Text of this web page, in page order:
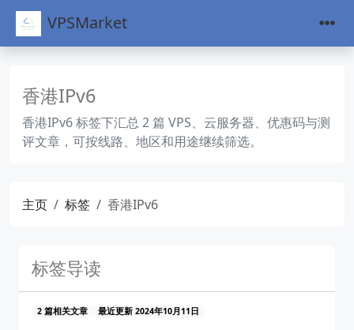
VPSMarket
香港IPv6
香港IPv6 标签下汇总 2 篇 VPS、云服务器、优惠码与测
评文章，可按线路、地区和用途继续筛选。
主页 标签 香港IPv6
标签导读
2 篇相关文章 最近更新 2024年10月11日